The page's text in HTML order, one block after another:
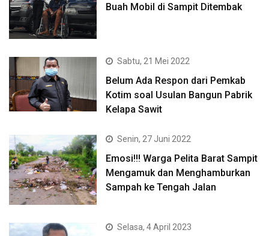
Buah Mobil di Sampit Ditembak
Sabtu, 21 Mei 2022
Belum Ada Respon dari Pemkab
Kotim soal Usulan Bangun Pabrik
Kelapa Sawit
Senin, 27 Juni 2022
Emosi!!! Warga Pelita Barat Sampit
Mengamuk dan Menghamburkan
Sampah ke Tengah Jalan
Selasa, 4 April 2023